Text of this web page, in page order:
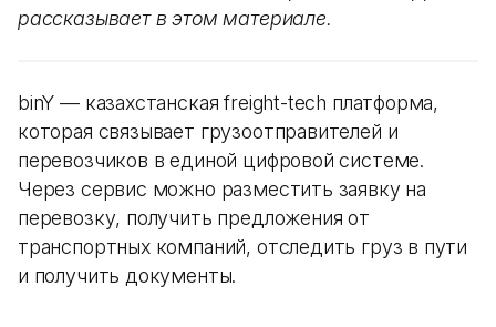
рассказывает в этом материале.
binY — казахстанская freight-tech платформа,
которая связывает грузоотправителей и
перевозчиков в единой цифровой системе.
Через сервис можно разместить заявку на
перевозку, получить предложения от
транспортных компаний, отследить груз в пути
и получить документы.